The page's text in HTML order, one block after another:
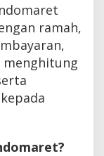
ramah,
menghitung